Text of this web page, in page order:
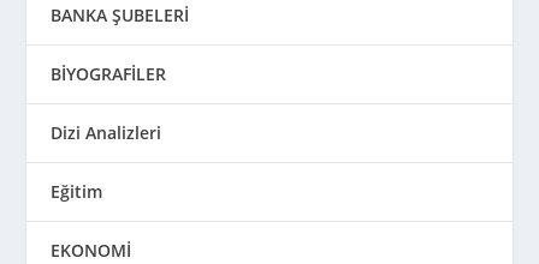
BANKA ŞUBELERİ
BİYOGRAFİLER
Dizi Analizleri
Eğitim
EKONOMİ